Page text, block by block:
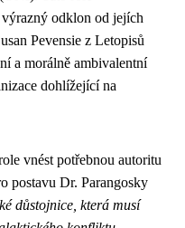
odklon od jejích
Pevensie z Letopisů
a morálně ambivalentní
dohlížející na
vnést potřebnou autoritu
postavu Dr. Parangosky
důstojnice, která musí